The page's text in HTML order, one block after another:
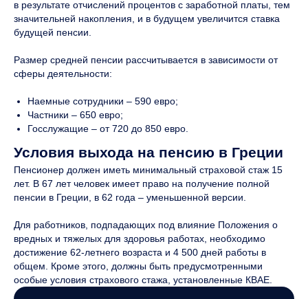
в результате отчислений процентов с заработной платы, тем
значительней накопления, и в будущем увеличится ставка
будущей пенсии.
Размер средней пенсии рассчитывается в зависимости от
сферы деятельности:
Наемные сотрудники – 590 евро;
Частники – 650 евро;
Госслужащие – от 720 до 850 евро.
Условия выхода на пенсию в Греции
Пенсионер должен иметь минимальный страховой стаж 15
лет. В 67 лет человек имеет право на получение полной
пенсии в Греции, в 62 года – уменьшенной версии.
Для работников, подпадающих под влияние Положения о
вредных и тяжелых для здоровья работах, необходимо
достижение 62-летнего возраста и 4 500 дней работы в
общем. Кроме этого, должны быть предусмотренными
особые условия страхового стажа, установленные КВАЕ.